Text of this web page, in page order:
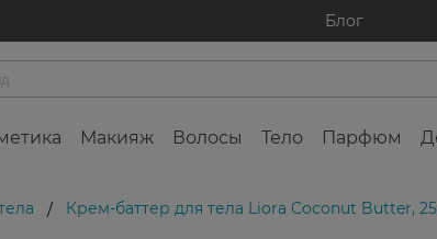
Блог
Макияж Волосы Тело Парфюм
/ Крем-баттер для тела Liora Coconut Butter,